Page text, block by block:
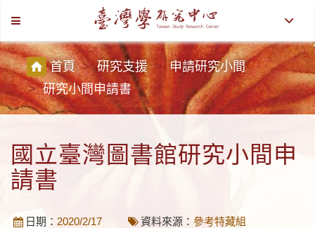
Toggle
Toggle
::: 首頁 研究支援
申請研究小間
研究小間申請書
國立臺灣圖書館研究小間申
請書
日期： 2020/2/17 資料來源： 參考特藏組